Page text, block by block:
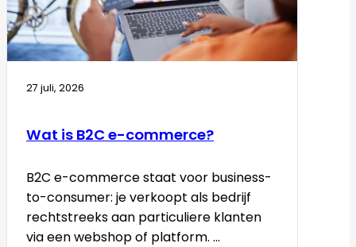
27 juli, 2026
Wat is B2C e-commerce?
B2C e-commerce staat voor business-
to-consumer: je verkoopt als bedrijf
rechtstreeks aan particuliere klanten
via een webshop of platform. ...